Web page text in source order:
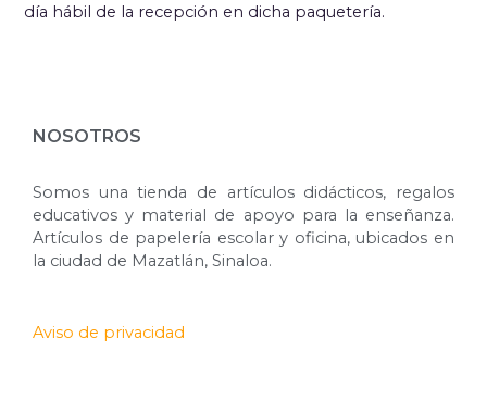
día hábil de la recepción en dicha paquetería.
NOSOTROS
Somos una tienda de artículos didácticos, regalos
educativos y material de apoyo para la enseñanza.
Artículos de papelería escolar y oficina, ubicados en
la ciudad de Mazatlán, Sinaloa.
Aviso de privacidad